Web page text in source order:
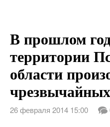
В прошлом
территории
области
26 февраля 2014 15:00